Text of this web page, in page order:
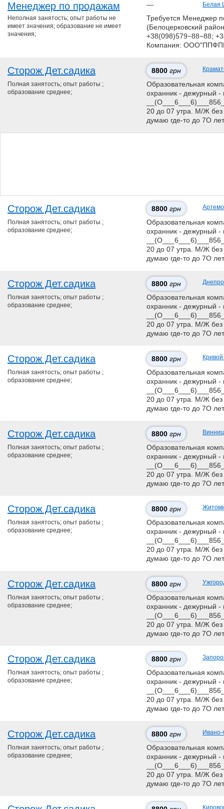
Менеджер по продажам —
Белая
Неполная занятость; опыт работы не
имеет значения; образование не имеет
значения;
Требуется Менеджер
(Белоцерковский
+38(098)579−88−88;
Компания:
Сторож Дет.садика 8800 грн
Полная занятость; опыт работы ;
образование среднее;
Образовательная
охранник - дежурный -
20 до 07 утра. М/Ж без
думаю где-то до 7О
Сторож Дет.садика 8800 грн
Полная занятость; опыт работы ;
образование среднее;
Образовательная
охранник - дежурный -
20 до 07 утра. М/Ж без
думаю где-то до 7О
Сторож Дет.садика 8800 грн
Полная занятость; опыт работы ;
образование среднее;
Образовательная
охранник - дежурный -
20 до 07 утра. М/Ж без
думаю где-то до 7О
Сторож Дет.садика 8800 грн Кривой
Полная занятость; опыт работы ;
образование среднее;
Образовательная
охранник - дежурный -
20 до 07 утра. М/Ж без
думаю где-то до 7О
Сторож Дет.садика 8800 грн
Полная занятость; опыт работы ;
образование среднее;
Образовательная
охранник - дежурный -
20 до 07 утра. М/Ж без
думаю где-то до 7О
Сторож Дет.садика 8800 грн
Полная занятость; опыт работы ;
образование среднее;
Образовательная
охранник - дежурный -
20 до 07 утра. М/Ж без
думаю где-то до 7О
Сторож Дет.садика 8800 грн
Полная занятость; опыт работы ;
образование среднее;
Образовательная
охранник - дежурный -
20 до 07 утра. М/Ж без
думаю где-то до 7О
Сторож Дет.садика 8800 грн
Полная занятость; опыт работы ;
образование среднее;
Образовательная
охранник - дежурный -
20 до 07 утра. М/Ж без
думаю где-то до 7О
Сторож Дет.садика 8800 грн Ивано-
Полная занятость; опыт работы ;
образование среднее;
Образовательная
охранник - дежурный -
20 до 07 утра. М/Ж без
думаю где-то до 7О